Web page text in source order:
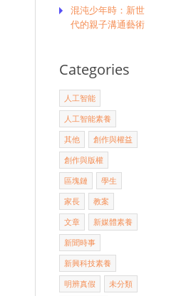
混沌少年時：新世
代的親子溝通藝術
Categories
人工智能
人工智能素養
其他 創作與權益
創作與版權
區塊鏈 學生
家長 教案
文章 新媒體素養
新聞時事
新興科技素養
明辨真假 未分類